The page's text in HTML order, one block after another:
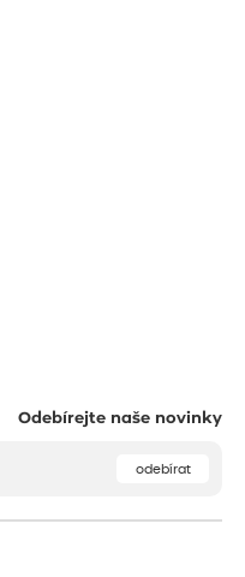
Odebírejte naše novinky
odebírat